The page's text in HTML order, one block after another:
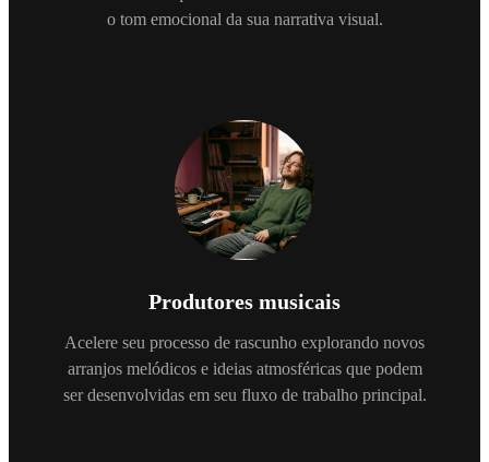
o tom emocional da sua narrativa visual.
Produtores musicais
Acelere seu processo de rascunho explorando novos
arranjos melódicos e ideias atmosféricas que podem
ser desenvolvidas em seu fluxo de trabalho principal.